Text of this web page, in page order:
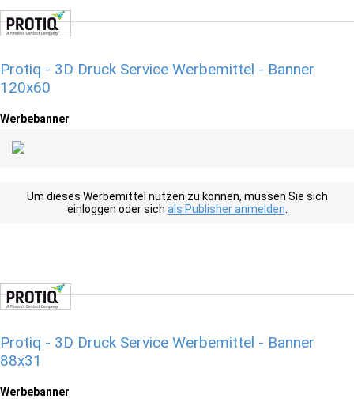
Protiq - 3D Druck Service Werbemittel - Banner
120x60
Werbebanner
Um dieses Werbemittel nutzen zu können, müssen Sie sich
einloggen oder sich als Publisher anmelden
Protiq - 3D Druck Service Werbemittel - Banner
88x31
Werbebanner